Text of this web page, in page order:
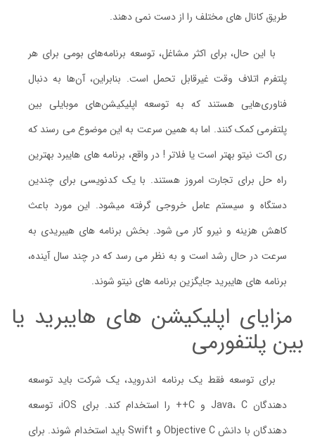
طریق کانال های مختلف را از دست نمی دهند.
با این حال، برای اکثر مشاغل، توسعه برنامه‌های بومی برای هر
پلتفرم اتلاف وقت غیرقابل تحمل است. بنابراین، آن‌ها به دنبال
فناوری‌هایی هستند که به توسعه اپلیکیشن‌های موبایلی بین
پلتفرمی کمک کنند. اما به همین سرعت به این موضوع می رسند که
ری اکت نیتو بهتر است یا فلاتر ! در واقع، برنامه های هایبرد بهترین
راه حل برای تجارت امروز هستند. با یک کدنویسی برای چندین
دستگاه و سیستم عامل خروجی گرفته میشود. این مورد باعث
کاهش هزینه و نیرو کار می شود. بخش برنامه های هیبریدی به
سرعت در حال رشد است و به نظر می رسد که در چند سال آینده،
برنامه های هایبرید جایگزین برنامه های نیتو شوند.
مزایای اپلیکیشن های هایبرید یا
بین پلتفورمی
برای توسعه فقط یک برنامه اندروید، یک شرکت باید توسعه
دهندگان Java، C و C++ را استخدام کند. برای iOS، توسعه
دهندگان با دانش Objective C و Swift باید استخدام شوند. برای